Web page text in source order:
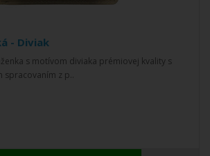
- Diviak
s motívom diviaka prémiovej kvality s
spracovaním z p..